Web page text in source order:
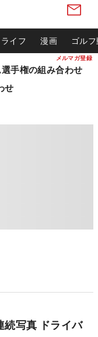
メルマガ登録
ライフ 漫画 ゴル
手権の組み合わせ
せ
続写真 ドライバ